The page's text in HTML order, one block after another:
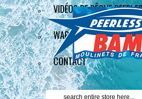
VIDÉOS DE PÊCHE
WARRANTY
CONTACT